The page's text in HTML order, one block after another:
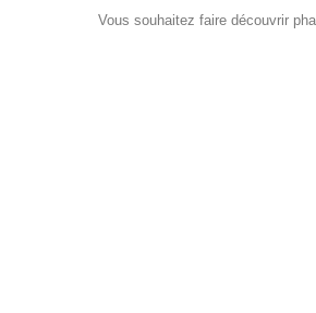
Vous souhaitez faire découvrir